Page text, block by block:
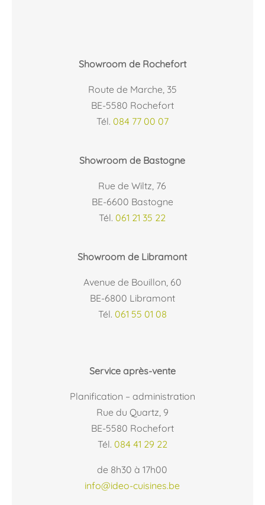
Showroom de Rochefort
Route de Marche, 35
BE-5580 Rochefort
Tél. 084 77 00 07
Showroom de Bastogne
Rue de Wiltz, 76
BE-6600 Bastogne
Tél.061 21 35 22
Showroom de Libramont
Avenue de Bouillon, 60
BE-6800 Libramont
Tél. 061 55 01 08
Service après-vente
Planification – administration
Rue du Quartz, 9
BE-5580 Rochefort
Tél. 084 41 29 22
de 8h30 à 17h00
info@ideo-cuisines.be